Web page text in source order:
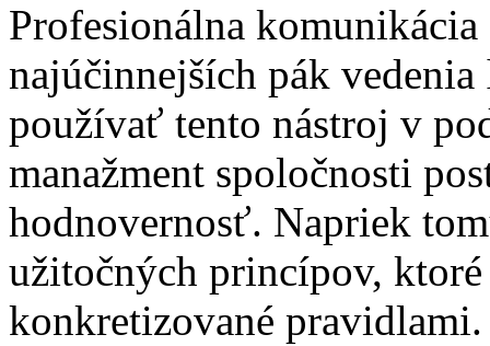
Profesionálna
najúčinnejších pák
používať tento nástroj v
manažment spoločnosti
hodnovernosť. Napriek
užitočných princípov,
konkretizované pravidlami.